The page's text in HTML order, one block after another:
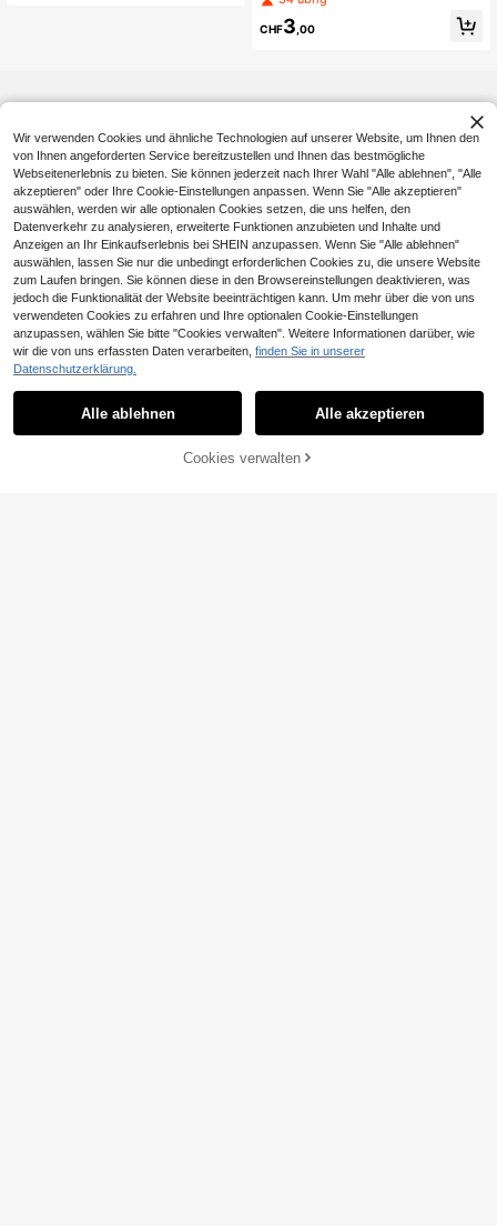
ente glänzende Overknee-Strümpf
e, seidig glatte elastische Anti-Riss
CHF3 ,00
ZUM WARENKORB HINZUFÜGEN
Wir verwenden Cookies und ähnliche Technologien auf unserer Website, um Ihnen den
von Ihnen angeforderten Service bereitzustellen und Ihnen das bestmögliche
Webseitenerlebnis zu bieten. Sie können jederzeit nach Ihrer Wahl "Alle ablehnen", "Alle
akzeptieren" oder Ihre Cookie-Einstellungen anpassen. Wenn Sie "Alle akzeptieren"
auswählen, werden wir alle optionalen Cookies setzen, die uns helfen, den
Datenverkehr zu analysieren, erweiterte Funktionen anzubieten und Inhalte und
Anzeigen an Ihr Einkaufserlebnis bei SHEIN anzupassen. Wenn Sie "Alle ablehnen"
auswählen, lassen Sie nur die unbedingt erforderlichen Cookies zu, die unsere Website
zum Laufen bringen. Sie können diese in den Browsereinstellungen deaktivieren, was
jedoch die Funktionalität der Website beeinträchtigen kann. Um mehr über die von uns
verwendeten Cookies zu erfahren und Ihre optionalen Cookie-Einstellungen
anzupassen, wählen Sie bitte "Cookies verwalten". Weitere Informationen darüber, wie
wir die von uns erfassten Daten verarbeiten, finden Sie in unserer
Datenschutzerklärung.
Alle ablehnen Alle akzeptieren
Cookies verwalten